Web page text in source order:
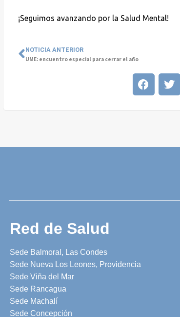
¡Seguimos avanzando por la Salud Mental!
NOTICIA ANTERIOR
UME: encuentro especial para cerrar el año
Red de Salud
Sede Balmoral, Las Condes
Sede Nueva Los Leones, Providencia
Sede Viña del Mar
Sede Rancagua
Sede Machalí
Sede Concepción